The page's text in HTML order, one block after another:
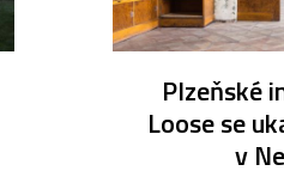
Plzeňské
Loose se
v